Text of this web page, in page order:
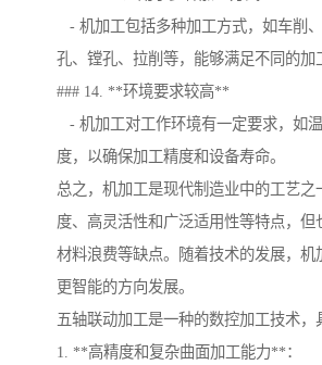
- 机加工包括多种加工方式，如车削
孔、镗孔、拉削等，能够满足不同的加
### 14. **环境要求较高**
- 机加工对工作环境有一定要求，如
度，以确保加工精度和设备寿命。
总之，机加工是现代制造业中的工艺之
度、高灵活性和广泛适用性等特点，但
材料浪费等缺点。随着技术的发展，机
更智能的方向发展。
五轴联动加工是一种的数控加工技术，
1. **高精度和复杂曲面加工能力**：